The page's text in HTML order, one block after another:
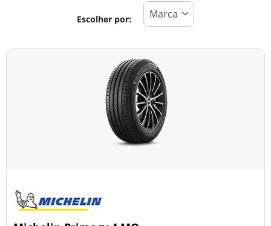
Todos os tipos (6)
Todas as estações (0)
Ligeiro (5)
Escolher por: